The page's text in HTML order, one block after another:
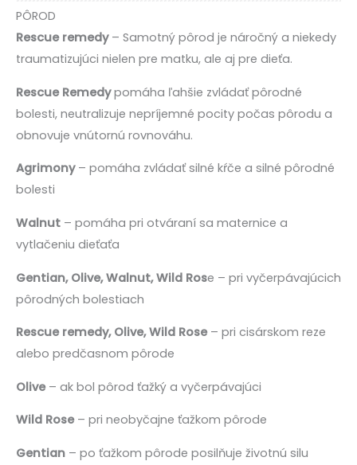
PÔROD
Rescue remedy– Samotný pôrod je náročný a niekedy
traumatizujúci nielen pre matku, ale aj pre dieťa.
Rescue Remedypomáha ľahšie zvládať pôrodné
bolesti, neutralizuje nepríjemné pocity počas pôrodu a
obnovuje vnútornú rovnováhu.
Agrimony– pomáha zvládať silné kŕče a silné pôrodné
bolesti
Walnut – pomáha pri otváraní sa maternice a
vytlačeniu dieťaťa
Gentian, Olive, Walnut, Wild Rose – pri vyčerpávajúcich
pôrodných bolestiach
Rescue remedy, Olive, Wild Rose– pri cisárskom reze
alebo predčasnom pôrode
Olive– ak bol pôrod ťažký a vyčerpávajúci
Wild Rose– pri neobyčajne ťažkom pôrode
Gentian – po ťažkom pôrode posilňuje životnú silu